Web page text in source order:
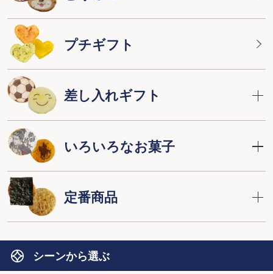
プチギフト
差し入れギフト
いろいろなお菓子
定番商品
シーンから選ぶ